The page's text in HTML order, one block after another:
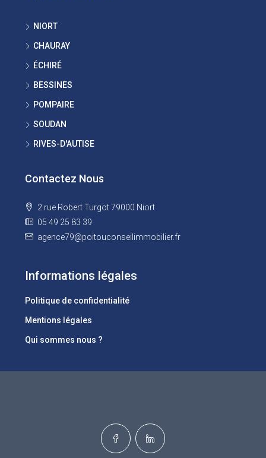
NIORT
CHAURAY
ÉCHIRÉ
BESSINES
POMPAIRE
SOUDAN
RIVES-D'AUTISE
Contactez Nous
2 rue Robert Turgot 79000 Niort
05 49 25 83 39
agence79@poitouconseilimmobilier.fr
Informations légales
Politique de confidentialité
Mentions légales
Qui sommes nous ?